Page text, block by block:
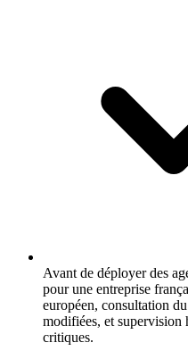
Avant de déployer des
pour une entreprise
européen, consultation
modifiées, et supervision
critiques.